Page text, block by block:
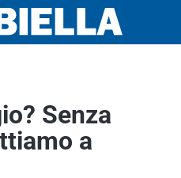
Senza
a